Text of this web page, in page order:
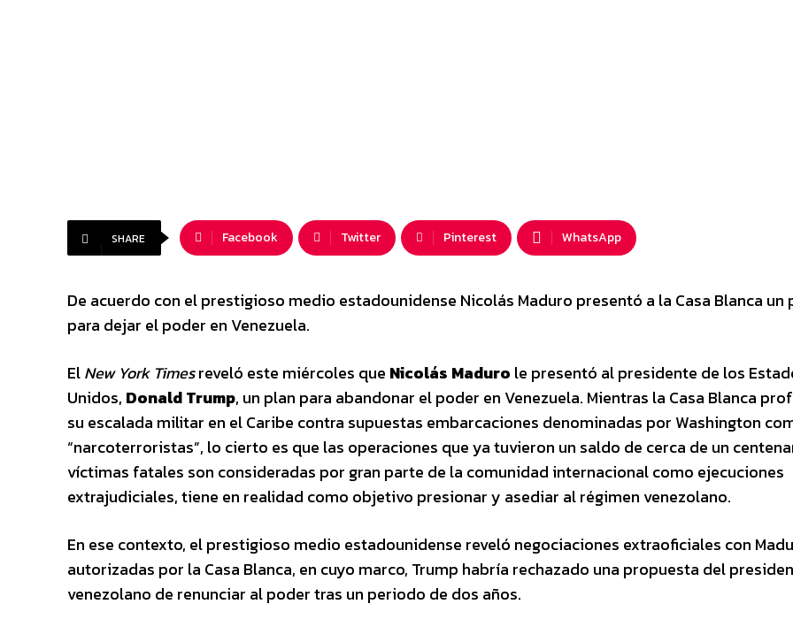
SHARE Facebook Twitter Pinterest WhatsApp
De acuerdo con el prestigioso medio estadounidense Nicolás Maduro presentó a la Casa Blanca un
para dejar el poder en Venezuela.
ElNew York Timesreveló este miércoles que Nicolás Maduro le presentó al presidente de los
Unidos, Donald Trump, un plan para abandonar el poder en Venezuela. Mientras la Casa Blanca
su escalada militar en el Caribe contra supuestas embarcaciones denominadas por Washington
“narcoterroristas”, lo cierto es que las operaciones que ya tuvieron un saldo de cerca de un
víctimas fatales son consideradas por gran parte de la comunidad internacional como ejecuciones
extrajudiciales, tiene en realidad como objetivo presionar y asediar al régimen venezolano.
En ese contexto, el prestigioso medio estadounidense reveló negociaciones extraoficiales con
autorizadas por la Casa Blanca, en cuyo marco, Trump habría rechazado una propuesta del
venezolano de renunciar al poder tras un periodo de dos años.